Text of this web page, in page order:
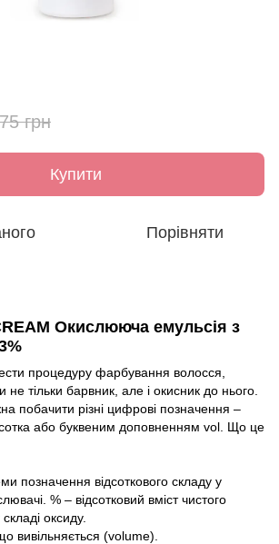
грн
Купити
Порівняти
Окислююча емульсія з
процедуру фарбування волосся,
не тільки барвник, але і окисник до нього.
побачити різні цифрові позначення –
або буквеним доповненням vol. Що це
позначення відсоткового складу у
% – відсотковий вміст чистого
оксиду.
вивільняється (volume).